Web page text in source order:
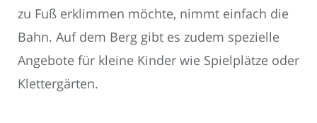
zu Fuß erklimmen möchte, nimmt einfach die
Bahn. Auf dem Berg gibt es zudem spezielle
Angebote für kleine Kinder wie Spielplätze oder
Klettergärten.